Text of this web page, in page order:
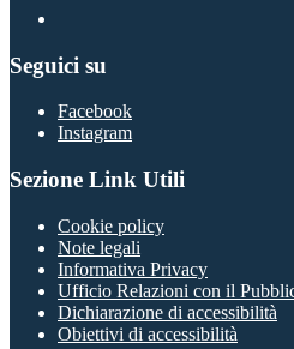
Seguici su
Facebook
Instagram
Sezione Link Utili
Cookie policy
Note legali
Informativa Privacy
Ufficio Relazioni con il
Dichiarazione di accessibilità
Obiettivi di accessibilità